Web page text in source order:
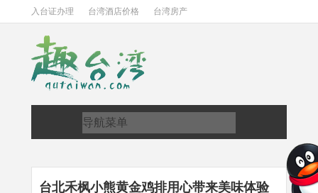
入台证办理 台湾酒店价格 台湾房产
台北禾枫小熊黄金鸡排用心带来美味体验